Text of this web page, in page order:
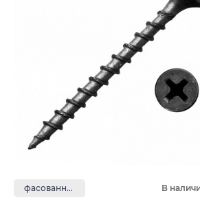
фасованные В